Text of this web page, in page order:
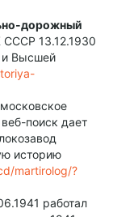
дорожный
13.12.1930
и Высшей
поиск дает
историю
martirolog/?
работал